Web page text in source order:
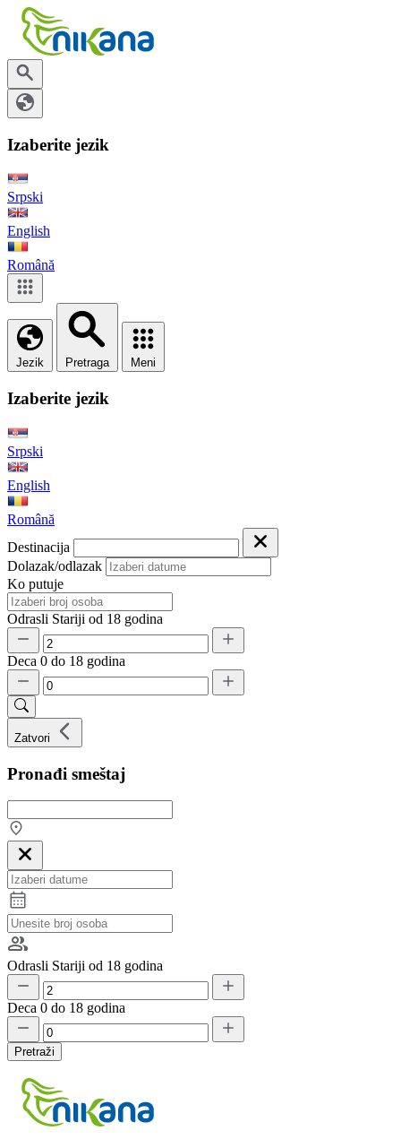
Izaberite jezik
Srpski
English
Română
Jezik Pretraga Meni
Izaberite jezik
Srpski
English
Română
Destinacija
Dolazak/odlazak
Ko putuje
Odrasli Stariji od 18 godina
Deca 0 do 18 godina
Zatvori
Pronađi smeštaj
Odrasli Stariji od 18 godina
Deca 0 do 18 godina
Pretraži